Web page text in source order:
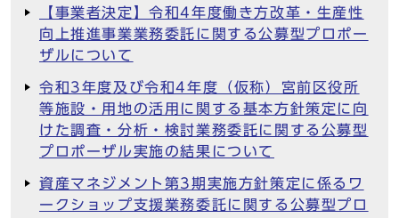
【事業者決定】令和4年度働き方改革・生産性
向上推進事業業務委託に関する公募型プロポー
ザルについて
令和3年度及び令和4年度（仮称）宮前区役所
等施設・用地の活用に関する基本方針策定に向
けた調査・分析・検討業務委託に関する公募型
プロポーザル実施の結果について
資産マネジメント第3期実施方針策定に係るワ
ークショップ支援業務委託に関する公募型プロ